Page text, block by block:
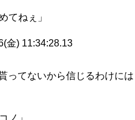
てねぇ」
金) 11:34:28.13
ってないから信じるわけには
ノ」